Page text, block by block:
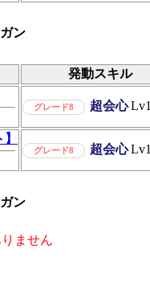
ン
発動スキル
グレード8 超会心Lv1
グレード8 超会心Lv1
ン
ません